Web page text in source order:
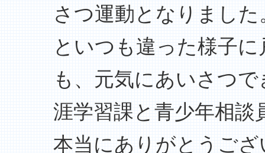
さつ運動となりまし
といつも違った様子
も、元気にあいさつ
涯学習課と青少年相
本当にありがとうご